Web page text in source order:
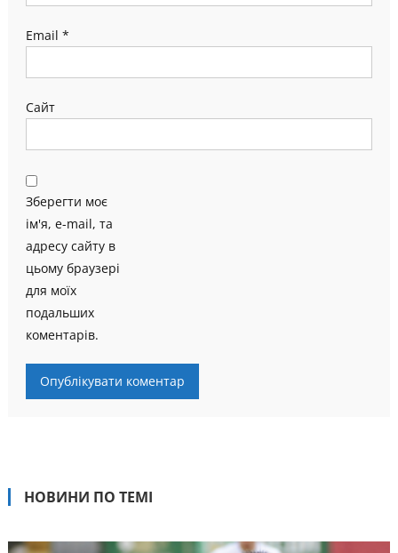
Email *
Сайт
Зберегти моє
ім'я, e-mail, та
адресу сайту в
цьому браузері
для моїх
подальших
коментарів.
НОВИНИ ПО ТЕМІ